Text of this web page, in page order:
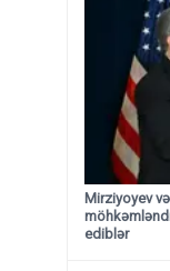
Mirziyoyev
ediblər